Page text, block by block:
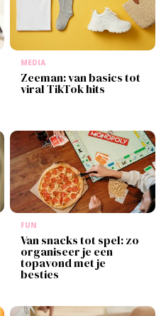
MEDIA
Zeeman: van basics tot
viral TikTok hits
FUN
Van snacks tot spel: zo
organiseer je een
topavond met je
besties